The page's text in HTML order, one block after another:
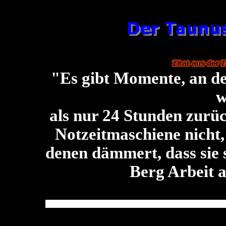
"Es gibt Momente, an
als nur 24 Stunden
Notzeitmaschiene
denen dämmert, dass
Berg Arbeit